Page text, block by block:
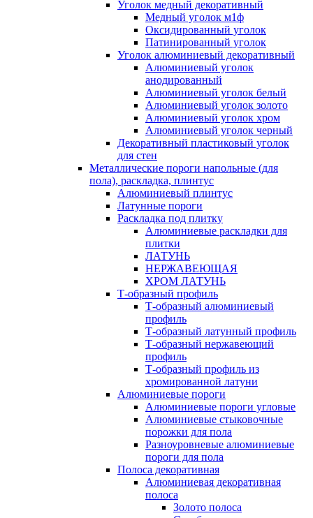
Уголок медный декоративный
Медный уголок м1ф
Оксидированный уголок
Патинированный уголок
Уголок алюминиевый декоративный
Алюминиевый уголок
анодированный
Алюминиевый уголок белый
Алюминиевый уголок золото
Алюминиевый уголок хром
Алюминиевый уголок черный
Декоративный пластиковый уголок
для стен
Металлические пороги напольные (для
пола), раскладка, плинтус
Алюминиевый плинтус
Латунные пороги
Раскладка под плитку
Алюминиевые раскладки для
плитки
ЛАТУНЬ
НЕРЖАВЕЮЩАЯ
ХРОМ ЛАТУНЬ
Т-образный профиль
Т-образный алюминиевый
профиль
Т-образный латунный профиль
Т-образный нержавеющий
профиль
Т-образный профиль из
хромированной латуни
Алюминиевые пороги
Алюминиевые пороги угловые
Алюминиевые стыковочные
порожки для пола
Разноуровневые алюминиевые
пороги для пола
Полоса декоративная
Алюминиевая декоративная
полоса
Золото полоса